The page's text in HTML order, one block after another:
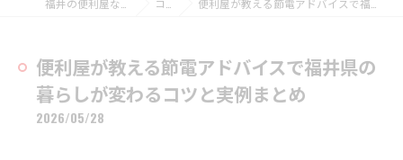
コラム 便利屋が教える節電アドバイスで福井県の暮らしが変わるコツと実例まとめ
便利屋が教える節電アドバイスで福井県の
暮らしが変わるコツと実例まとめ
2026/05/28